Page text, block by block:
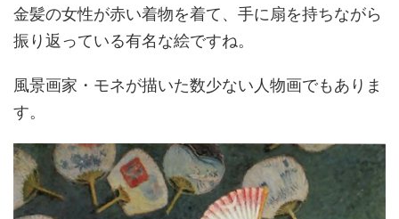
金髪の女性が赤い着物を着て、手に扇を持ちながら
振り返っている有名な絵ですね。
風景画家・モネが描いた数少ない人物画でもありま
す。